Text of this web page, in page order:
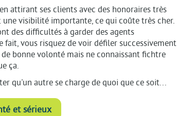
attirant ses clients avec des honoraires très
visibilité importante, ce qui coûte très cher.
des difficultés à garder des agents
vous risquez de voir défiler successivement
bonne volonté mais ne connaissant fichtre
ça.
qu'un autre se charge de quoi que ce soit...
et sérieux